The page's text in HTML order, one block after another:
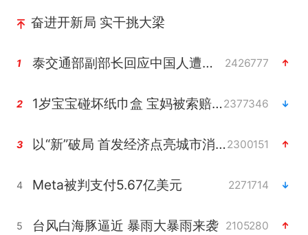
奋进开新局 实干挑大梁
1 泰交通部副部长回应中国人遭歧视手势 2426777
2 1岁宝宝碰坏纸巾盒 宝妈被索赔924元2377346
3 以“新”破局 首发经济点亮城市消费活力2300151
4 Meta被判支付5.67亿美元 2271714
5 台风白海豚逼近 暴雨大暴雨来袭 2105280